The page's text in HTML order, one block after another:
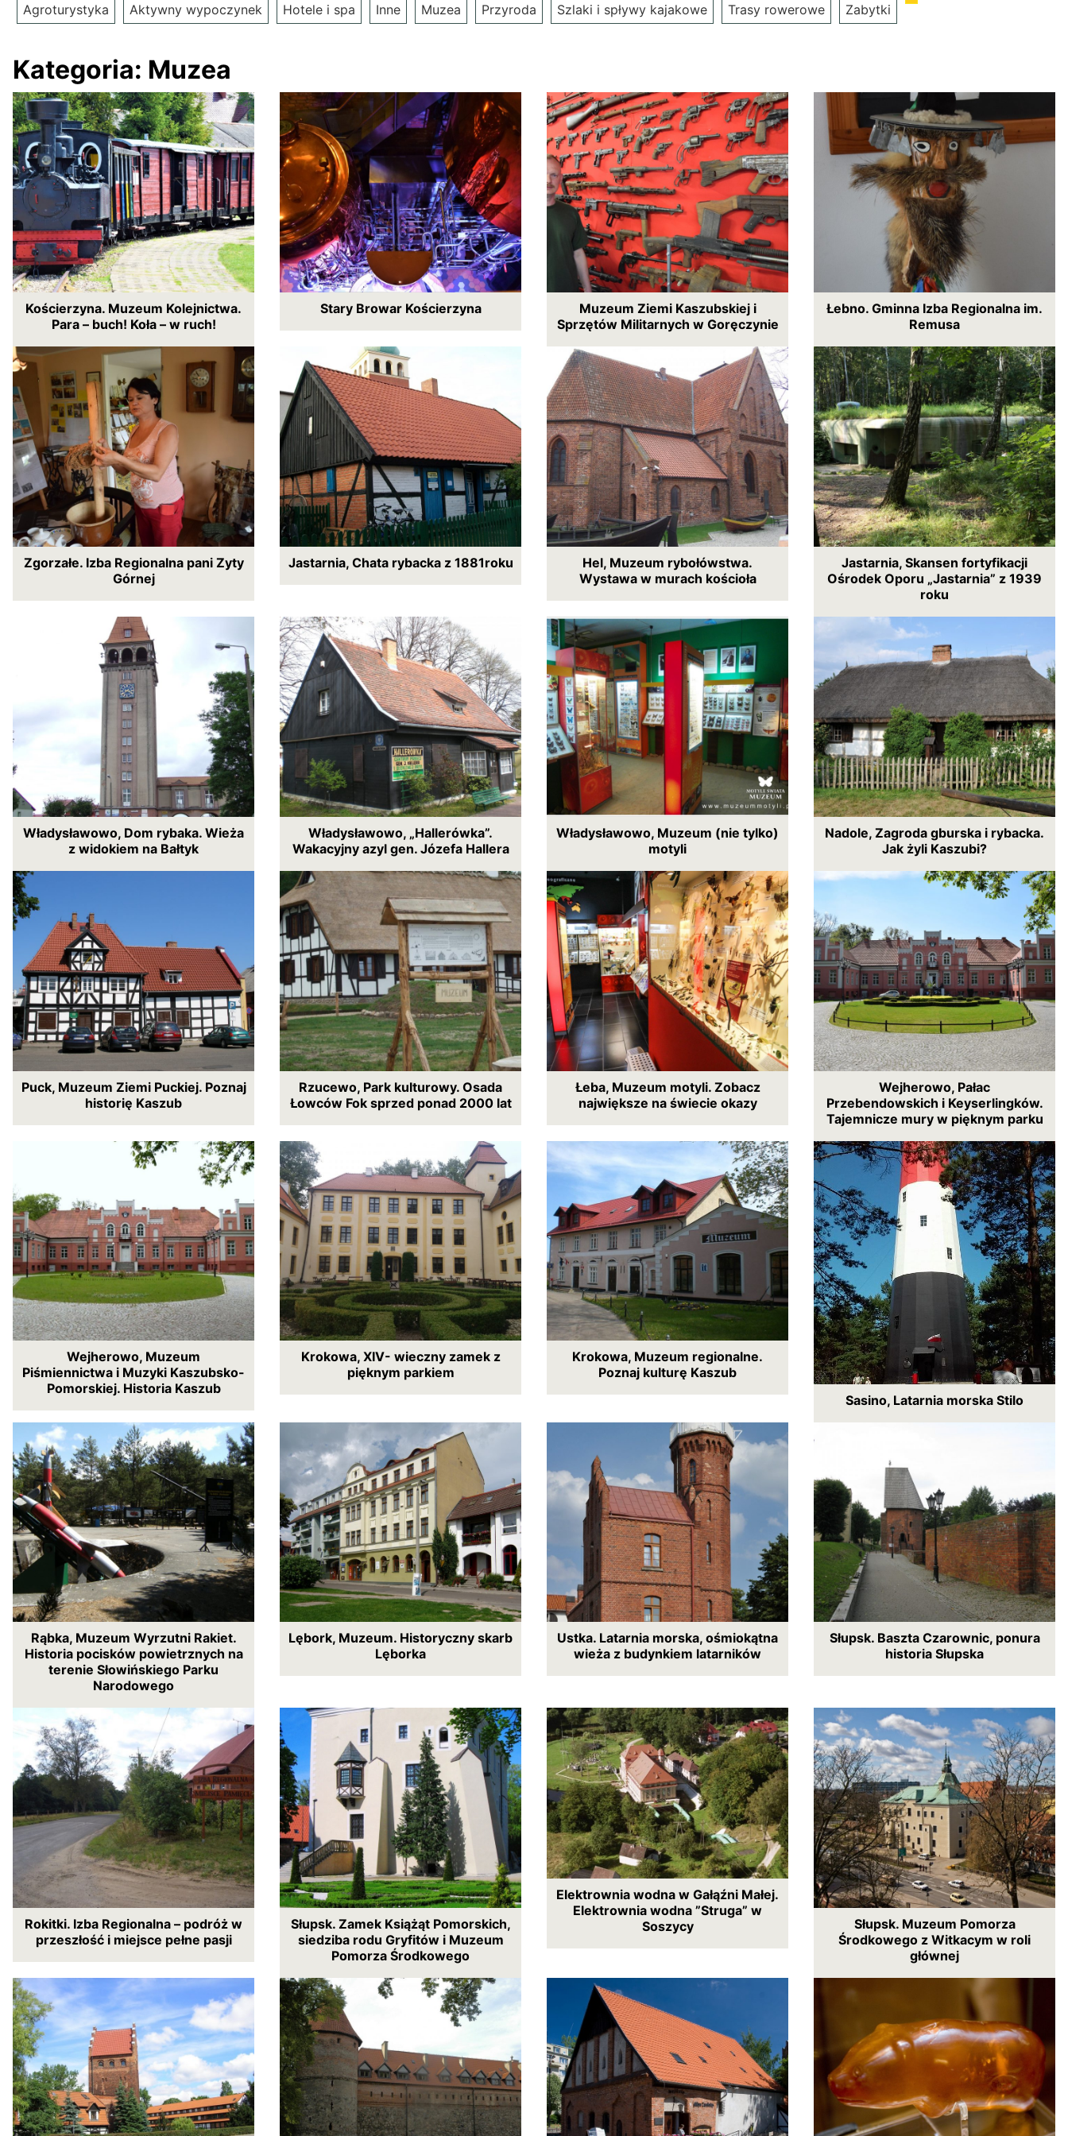
Agroturystyka Aktywny wypoczynek Hotele i spa Inne Muzea Przyroda Szlaki i spływy kajakowe Trasy rowerowe Zabytki
Kategoria: Muzea
Kościerzyna. Muzeum Kolejnictwa.
Para – buch! Koła – w ruch!
Stary Browar Kościerzyna
Muzeum Ziemi Kaszubskiej i
Sprzętów Militarnych w Goręczynie
Łebno. Gminna Izba Regionalna im.
Remusa
Zgorzałe. Izba Regionalna pani Zyty
Górnej
Jastarnia, Chata rybacka z 1881roku
Hel, Muzeum rybołówstwa.
Wystawa w murach kościoła
Jastarnia, Skansen fortyfikacji
Ośrodek Oporu „Jastarnia” z 1939
roku
Władysławowo, Dom rybaka. Wieża
z widokiem na Bałtyk
Władysławowo, „Hallerówka”.
Wakacyjny azyl gen. Józefa Hallera
Władysławowo, Muzeum (nie tylko)
motyli
Nadole, Zagroda gburska i rybacka.
Jak żyli Kaszubi?
Puck, Muzeum Ziemi Puckiej. Poznaj
historię Kaszub
Rzucewo, Park kulturowy. Osada
Łowców Fok sprzed ponad 2000 lat
Łeba, Muzeum motyli. Zobacz
największe na świecie okazy
Wejherowo, Pałac
Przebendowskich i Keyserlingków.
Tajemnicze mury w pięknym parku
Wejherowo, Muzeum
Piśmiennictwa i Muzyki Kaszubsko-
Pomorskiej. Historia Kaszub
Krokowa, XIV- wieczny zamek z
pięknym parkiem
Krokowa, Muzeum regionalne.
Poznaj kulturę Kaszub
Sasino, Latarnia morska Stilo
Rąbka, Muzeum Wyrzutni Rakiet.
Historia pocisków powietrznych na
terenie Słowińskiego Parku
Narodowego
Lębork, Muzeum. Historyczny skarb
Lęborka
Ustka. Latarnia morska, ośmiokątna
wieża z budynkiem latarników
Słupsk. Baszta Czarownic, ponura
historia Słupska
Rokitki. Izba Regionalna – podróż w
przeszłość i miejsce pełne pasji
Słupsk. Zamek Książąt Pomorskich,
siedziba rodu Gryfitów i Muzeum
Pomorza Środkowego
Elektrownia wodna w Gałąźni Małej.
Elektrownia wodna ”Struga” w
Soszycy
Słupsk. Muzeum Pomorza
Środkowego z Witkacym w roli
głównej